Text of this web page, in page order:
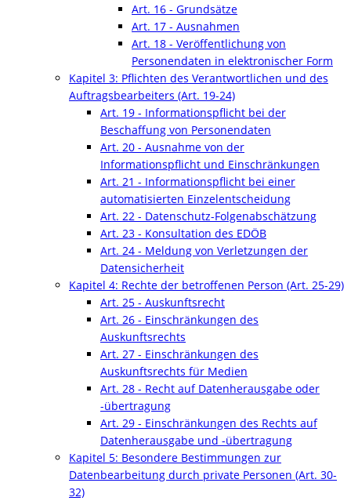
Art. 16 - Grundsätze
Art. 17 - Ausnahmen
Art. 18 - Veröffentlichung von
Personendaten in elektronischer Form
Kapitel 3: Pflichten des Verantwortlichen und des
Auftragsbearbeiters (Art. 19-24)
Art. 19 - Informationspflicht bei der
Beschaffung von Personendaten
Art. 20 - Ausnahme von der
Informationspflicht und Einschränkungen
Art. 21 - Informationspflicht bei einer
automatisierten Einzelentscheidung
Art. 22 - Datenschutz-Folgenabschätzung
Art. 23 - Konsultation des EDÖB
Art. 24 - Meldung von Verletzungen der
Datensicherheit
Kapitel 4: Rechte der betroffenen Person (Art. 25-29)
Art. 25 - Auskunftsrecht
Art. 26 - Einschränkungen des
Auskunftsrechts
Art. 27 - Einschränkungen des
Auskunftsrechts für Medien
Art. 28 - Recht auf Datenherausgabe oder
-übertragung
Art. 29 - Einschränkungen des Rechts auf
Datenherausgabe und -übertragung
Kapitel 5: Besondere Bestimmungen zur
Datenbearbeitung durch private Personen (Art. 30-
32)